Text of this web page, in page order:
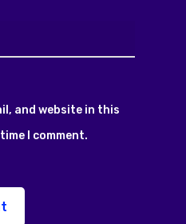
and website in this
I comment.